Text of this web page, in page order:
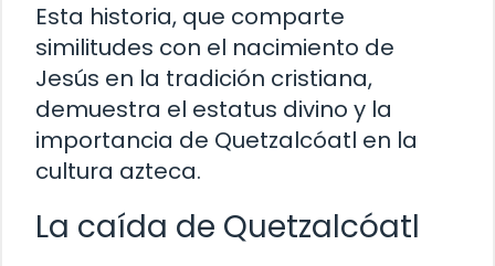
Esta historia, que comparte
similitudes con el nacimiento de
Jesús en la tradición cristiana,
demuestra el estatus divino y la
importancia de Quetzalcóatl en la
cultura azteca.
La caída de Quetzalcóatl